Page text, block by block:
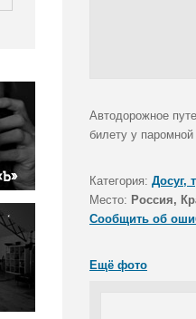
Автодорожное
билету у
Категория: Досуг,
Место: Россия,
Сообщить об
Ещё фото